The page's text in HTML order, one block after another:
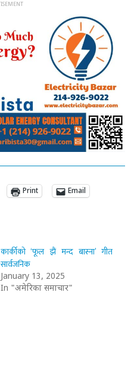
Print Email
कार्कीको ‘फूल झैं मन्द बास्ना’ गीत
सार्वजनिक
January 13, 2025
In "अमेरिका समाचार"